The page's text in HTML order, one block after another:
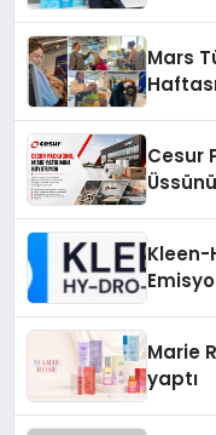
Mars
Cesur
Kleen-
Marie
yaptı